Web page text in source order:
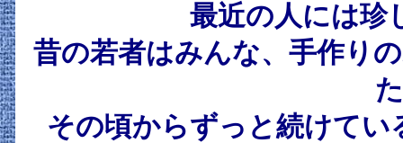
最近の人には珍
昔の若者はみんな、手作り
その頃からずっと続けて